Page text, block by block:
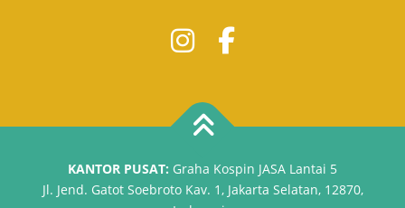
KANTOR PUSAT: Graha Kospin JASA Lantai 5
Jl. Jend. Gatot Soebroto Kav. 1, Jakarta Selatan, 12870,